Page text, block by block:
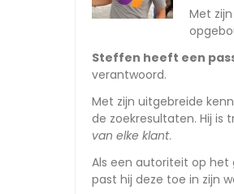
Met
Steffen heeft een
verantwoord.
Met zijn uitgebreide
de zoekresultaten. Hij
van elke klant.
Als een autoriteit op het
past hij deze toe in zijn